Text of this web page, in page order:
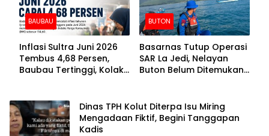
BAUBAU
Inflasi Sultra Juni 2026
Tembus 4,68 Persen,
Baubau Tertinggi, Kolaka
BUTON
Basarnas Tutup Operasi
SAR La Jedi, Nelayan
Buton Belum Ditemukan
Dinas TPH Kolut Diterpa Isu Miring
Mengadaan Fiktif, Begini Tanggapan
Kadis